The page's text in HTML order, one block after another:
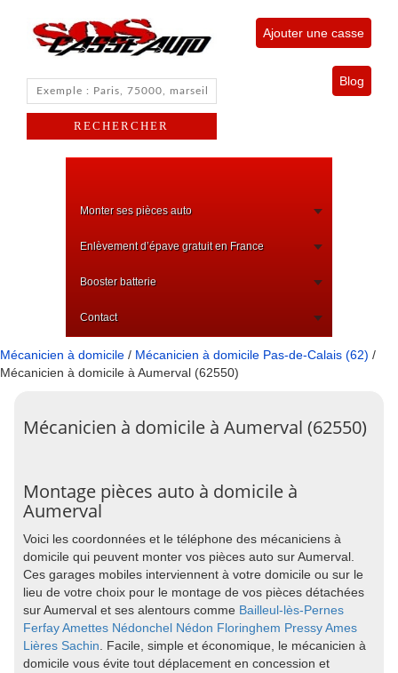
Ajouter une casse
Blog
Monter ses pièces auto
Enlèvement d’épave gratuit en France
Booster batterie
Contact
Mécanicien à domicile / Mécanicien à domicile Pas-de-Calais (62) /
Mécanicien à domicile à Aumerval (62550)
Mécanicien à domicile à Aumerval (62550)
Montage pièces auto à domicile à
Aumerval
Voici les coordonnées et le téléphone des mécaniciens à
domicile qui peuvent monter vos pièces auto sur Aumerval.
Ces garages mobiles interviennent à votre domicile ou sur le
lieu de votre choix pour le montage de vos pièces détachées
sur Aumerval et ses alentours comme Bailleul-lès-Pernes
FerfayAmettes Nédonchel Nédon Floringhem PressyAmes
Lières Sachin. Facile, simple et économique, le mécanicien à
domicile vous évite tout déplacement en concession et